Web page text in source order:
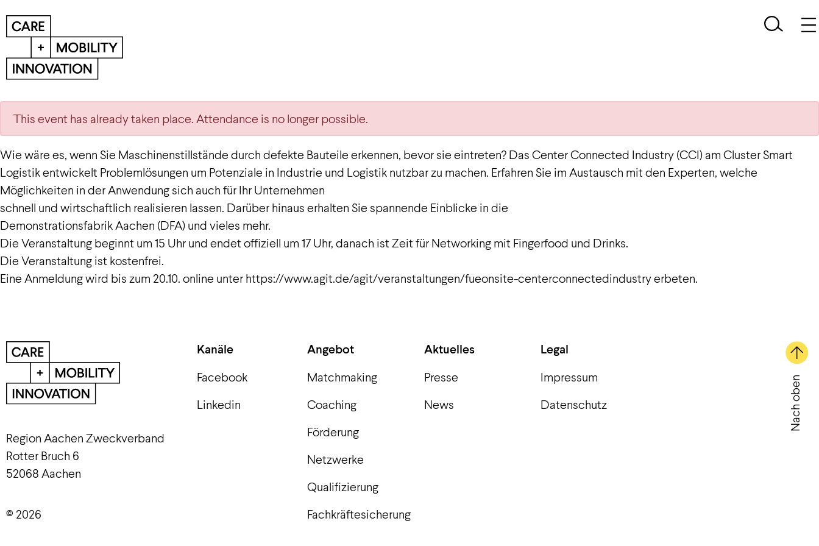
This event has already taken place. Attendance is no longer possible.
Wie wäre es, wenn Sie Maschinenstillstände durch defekte Bauteile erkennen, bevor sie eintreten? Das Center Connected Industry (CCI) am Cluster Smart
Logistik entwickelt Problemlösungen um Potenziale in Industrie und Logistik nutzbar zu machen. Erfahren Sie im Austausch mit den Experten, welche
Möglichkeiten in der Anwendung sich auch für Ihr Unternehmen
schnell und wirtschaftlich realisieren lassen. Darüber hinaus erhalten Sie spannende Einblicke in die
Demonstrationsfabrik Aachen (DFA) und vieles mehr.
Die Veranstaltung beginnt um 15 Uhr und endet offiziell um 17 Uhr, danach ist Zeit für Networking mit Fingerfood und Drinks.
Die Veranstaltung ist kostenfrei.
Eine Anmeldung wird bis zum 20.10. online unter https://www.agit.de/agit/veranstaltungen/fueonsite-centerconnectedindustry erbeten.
Region Aachen Zweckverband
Rotter Bruch 6
52068 Aachen
© 2026
Kanäle
Facebook
Linkedin
Angebot
Matchmaking
Coaching
Förderung
Netzwerke
Qualifizierung
Fachkräftesicherung
Aktuelles
Presse
News
Legal
Impressum
Datenschutz
Nach oben